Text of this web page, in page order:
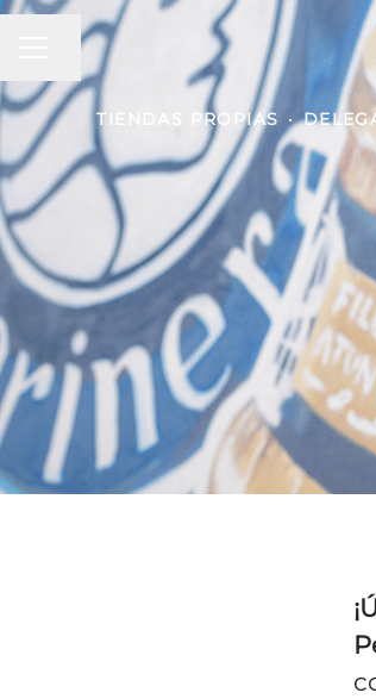
MENÚ DE EMPLEO
Compartir página
TIENDAS PROPIAS ·